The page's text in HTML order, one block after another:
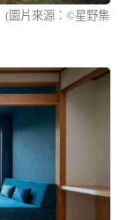
(圖片來源：©星野集